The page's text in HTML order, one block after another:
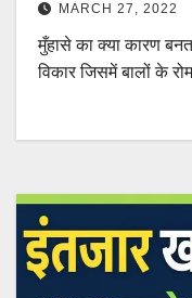
MARCH 27, 2022
मुँहासे का क्या कारण
विकार जिसमें बालों के